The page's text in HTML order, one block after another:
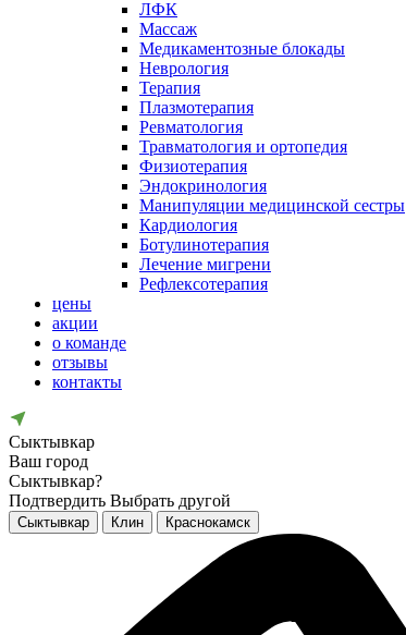
ЛФК
Массаж
Медикаментозные блокады
Неврология
Терапия
Плазмотерапия
Ревматология
Травматология и ортопедия
Физиотерапия
Эндокринология
Манипуляции медицинской сестры
Кардиология
Ботулинотерапия
Лечение мигрени
Рефлексотерапия
цены
акции
о команде
отзывы
контакты
Сыктывкар
Ваш город
Сыктывкар?
Подтвердить Выбрать другой
Сыктывкар Клин Краснокамск